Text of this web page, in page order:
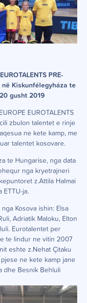
PRE-
në Kiskunfélegyháza te
gusht 2019
EUROTALENTS
zbulon talentet e rinje
ne kete kamp, me
talentet kosovare.
te Hungarise, nga data
nga kryetrajneri
z.Attila Halmai
ETTU-ja.
Kosova ishin: Elsa
Adriatik Maloku, Elton
Eurotalentet per
te lindur ne vitin 2007
eshte z.Nehat Çitaku
ne kete kamp jane
dhe Besnik Behluli